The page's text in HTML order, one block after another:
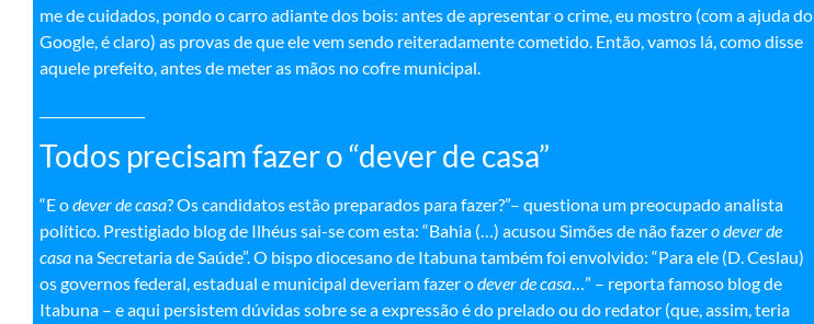
me de cuidados, pondo o carro adiante dos bois: antes de apresentar o crime, eu mostro (com a ajuda do
Google, é claro) as provas de que ele vem sendo reiteradamente cometido. Então, vamos lá, como disse
aquele prefeito, antes de meter as mãos no cofre municipal.
Todos precisam fazer o “dever de casa”
“E odever de casa? Os candidatos estão preparados para fazer?”– questiona um preocupado analista
político. Prestigiado blog de Ilhéus sai-se com esta: “Bahia (…) acusou Simões de não fazero dever de
casa na Secretaria de Saúde”. O bispo diocesano de Itabuna também foi envolvido: “Para ele (D. Ceslau)
os governos federal, estadual e municipal deveriam fazer odever de casa…” – reporta famoso blog de
Itabuna – e aqui persistem dúvidas sobre se a expressão é do prelado ou do redator (que, assim, teria